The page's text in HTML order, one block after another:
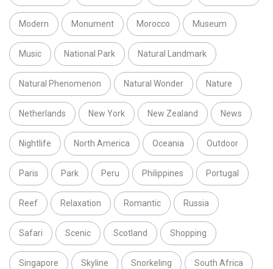
Modern Monument Morocco Museum
Music National Park Natural Landmark
Natural Phenomenon Natural Wonder Nature
Netherlands New York New Zealand News
Nightlife North America Oceania Outdoor
Paris Park Peru Philippines Portugal
Reef Relaxation Romantic Russia
Safari Scenic Scotland Shopping
Singapore Skyline Snorkeling South Africa